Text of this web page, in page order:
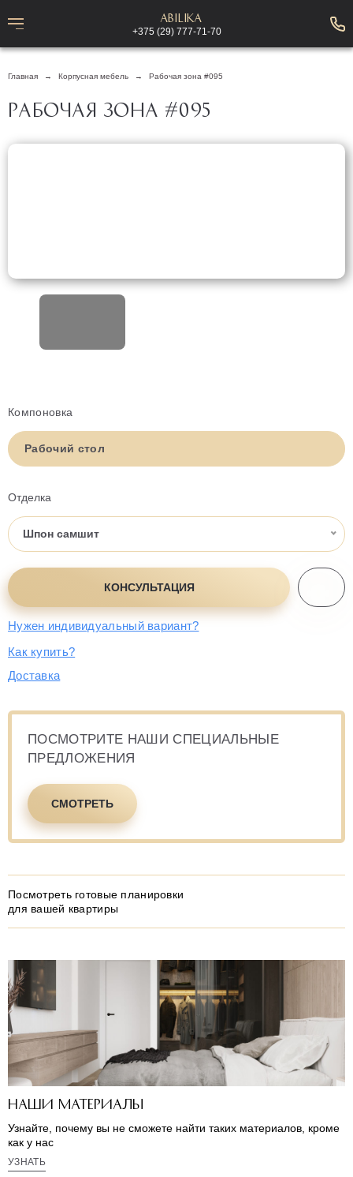
Abilika
+375 (29) 777-71-70
Главная Корпусная мебель Рабочая зона #095
РАБОЧАЯ ЗОНА #095
Компоновка
Рабочий стол
Отделка
Шпон самшит
КОНСУЛЬТАЦИЯ
Нужен индивидуальный вариант?
Как купить?
Доставка
ПОСМОТРИТЕ НАШИ СПЕЦИАЛЬНЫЕ
ПРЕДЛОЖЕНИЯ
СМОТРЕТЬ
Посмотреть готовые планировки
для вашей квартиры
Наши материалы
Узнайте, почему вы не сможете найти таких материалов, кроме
как у нас
УЗНАТЬ